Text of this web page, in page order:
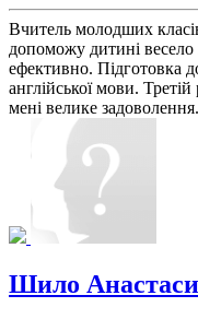
Вчитель молодших
допоможу дитині весело
ефективно. Підготовка
англійської мови.
мені велике
Шило